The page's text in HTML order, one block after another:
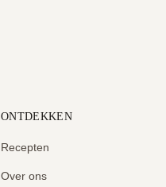
ONTDEKKEN
Recepten
Over ons